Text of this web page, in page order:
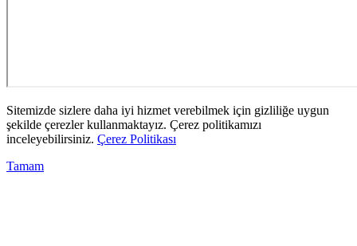
Sitemizde sizlere daha iyi hizmet verebilmek için gizliliğe uygun
şekilde çerezler kullanmaktayız. Çerez politikamızı
inceleyebilirsiniz. Çerez Politikası
Tamam